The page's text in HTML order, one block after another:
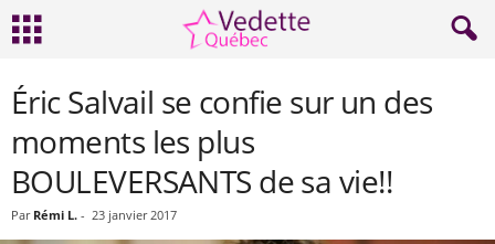
Éric Salvail se confie sur un des
moments les plus
BOULEVERSANTS de sa vie!!
Par Rémi L. - 23 janvier 2017